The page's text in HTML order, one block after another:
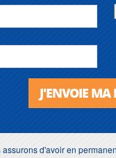
J'ENVOIE MA
d'avoir en